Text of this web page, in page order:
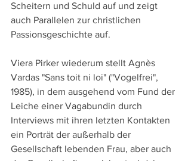
Scheitern und Schuld auf und zeigt
auch Parallelen zur christlichen
Passionsgeschichte auf.
Viera Pirker wiederum stellt Agnès
Vardas "Sans toit ni loi" ("Vogelfrei",
1985), in dem ausgehend vom Fund der
Leiche einer Vagabundin durch
Interviews mit ihren letzten Kontakten
ein Porträt der außerhalb der
Gesellschaft lebenden Frau, aber auch